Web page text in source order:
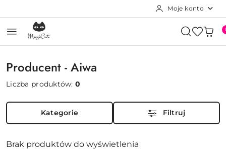
Moje konto
Producent - Aiwa
Liczba produktów:0
Kategorie Filtruj
Brak produktów do wyświetlenia